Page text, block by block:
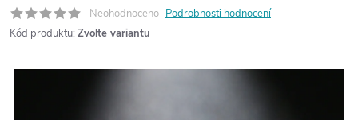
Neohodnoceno Podrobnosti hodnocení
Kód produktu: Zvolte variantu